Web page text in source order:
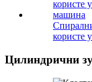
користе
Цилиндрични